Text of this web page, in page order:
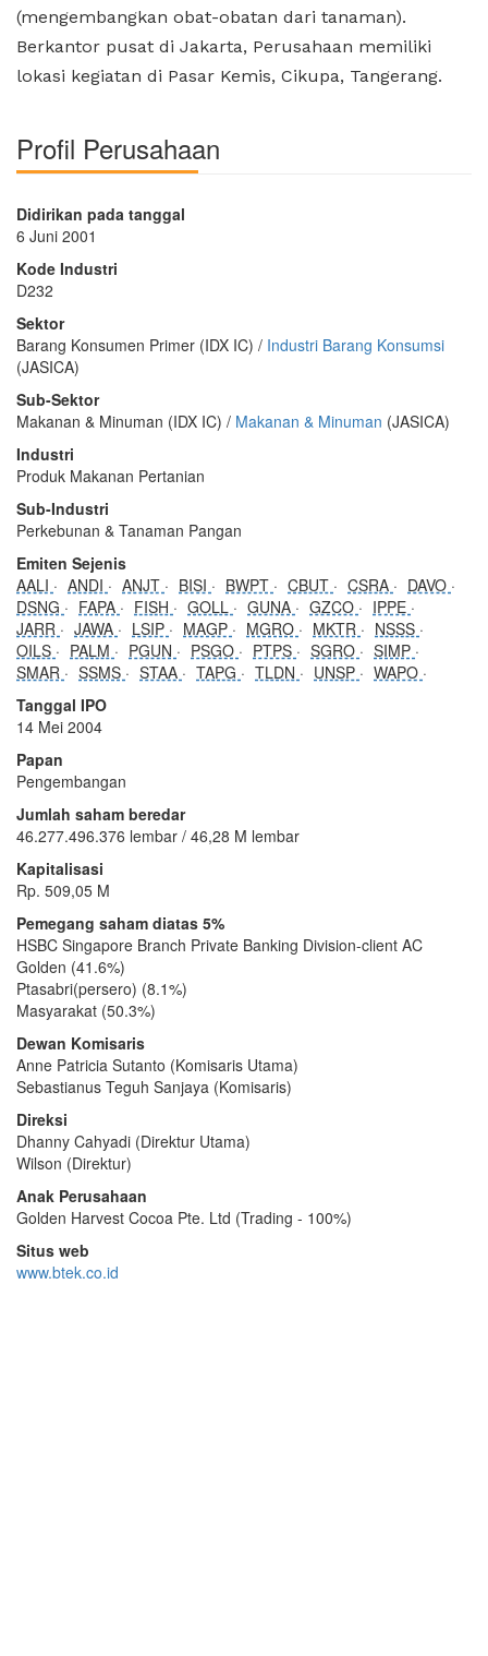
(mengembangkan obat-obatan dari tanaman).
Berkantor pusat di Jakarta, Perusahaan memiliki
lokasi kegiatan di Pasar Kemis, Cikupa, Tangerang.
Profil Perusahaan
Didirikan pada tanggal
6 Juni 2001
Kode Industri
D232
Sektor
Barang Konsumen Primer (IDX IC) / Industri Barang Konsumsi
(JASICA)
Sub-Sektor
Makanan & Minuman (IDX IC) / Makanan & Minuman (JASICA)
Industri
Produk Makanan Pertanian
Sub-Industri
Perkebunan & Tanaman Pangan
Emiten Sejenis
AALI
ANDI ANJT BISI BWPT CBUT CSRA
DAVO
DSNG
FAPA FISH GOLL GUNA GZCO
IPPE
JARR
JAWA LSIP MAGP MGRO MKTR
NSSS
OILS
PALM PGUN PSGO PTPS SGRO
SIMP
SMAR
SSMS STAA TAPG TLDN UNSP
WAPO
Tanggal IPO
14 Mei 2004
Papan
Pengembangan
Jumlah saham beredar
46.277.496.376 lembar / 46,28 M lembar
Kapitalisasi
Rp. 509,05 M
Pemegang saham diatas 5%
HSBC Singapore Branch Private Banking Division-client AC
Golden (41.6%)
Ptasabri(persero) (8.1%)
Masyarakat (50.3%)
Dewan Komisaris
Anne Patricia Sutanto (Komisaris Utama)
Sebastianus Teguh Sanjaya (Komisaris)
Direksi
Dhanny Cahyadi (Direktur Utama)
Wilson (Direktur)
Anak Perusahaan
Golden Harvest Cocoa Pte. Ltd (Trading - 100%)
Situs web
www.btek.co.id